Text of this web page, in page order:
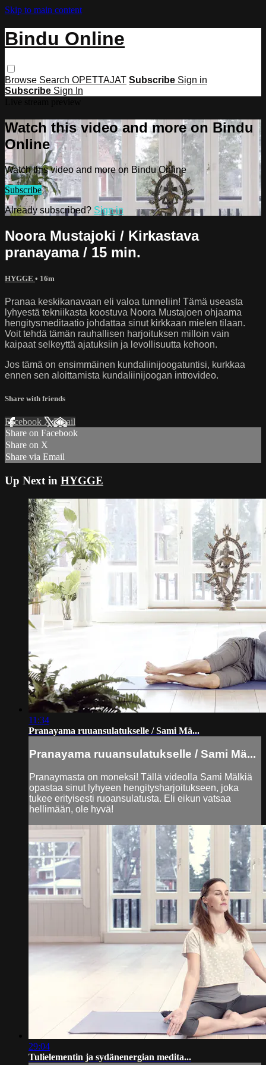
Skip to main content
Bindu Online
Browse Search OPETTAJAT Subscribe Sign in
Subscribe Sign In
Watch this video and more on Bindu
Online
Watch this video and more on Bindu Online
Subscribe
Already subscribed? Sign in
Noora Mustajoki / Kirkastava
pranayama / 15 min.
HYGGE • 16m
Pranaa keskikanavaan eli valoa tunneliin! Tämä useasta
lyhyestä tekniikasta koostuva Noora Mustajoen ohjaama
hengitysmeditaatio johdattaa sinut kirkkaan mielen tilaan.
Voit tehdä tämän rauhallisen harjoituksen milloin vain
kaipaat selkeyttä ajatuksiin ja levollisuutta kehoon.
Jos tämä on ensimmäinen kundaliinijoogatuntisi, kurkkaa
ennen sen aloittamista kundaliinijoogan introvideo.
Share with friends
Facebook XEmail
Share on Facebook
Share on X
Share via Email
Up Next in HYGGE
11:34
Pranayama ruuansulatukselle / Sami Mä...
Pranayama ruuansulatukselle / Sami Mä...
Pranaymasta on moneksi! Tällä videolla Sami Mälkiä
opastaa sinut lyhyeen hengitysharjoitukseen, joka
tukee erityisesti ruoansulatusta. Eli eikun vatsaa
hellimään, ole hyvä!
29:04
Tulielementin ja sydänenergian medita...